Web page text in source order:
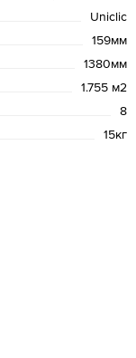
Uniclic
159мм
1380мм
1.755 м2
8
15кг